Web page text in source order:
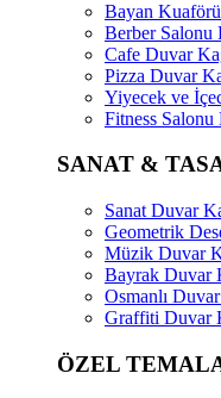
Bayan
Berber Salonu
Cafe Duvar
Pizza Duvar
Yiyecek ve
Fitness Salonu
SANAT &
Sanat Duvar
Geometrik
Müzik Duvar
Bayrak Duvar
Osmanlı Duvar
Graffiti Duvar
ÖZEL